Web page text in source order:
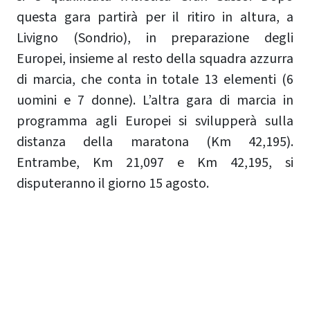
questa gara partirà per il ritiro in altura, a
Livigno (Sondrio), in preparazione degli
Europei, insieme al resto della squadra azzurra
di marcia, che conta in totale 13 elementi (6
uomini e 7 donne). L’altra gara di marcia in
programma agli Europei si svilupperà sulla
distanza della maratona (Km 42,195).
Entrambe, Km 21,097 e Km 42,195, si
disputeranno il giorno 15 agosto.